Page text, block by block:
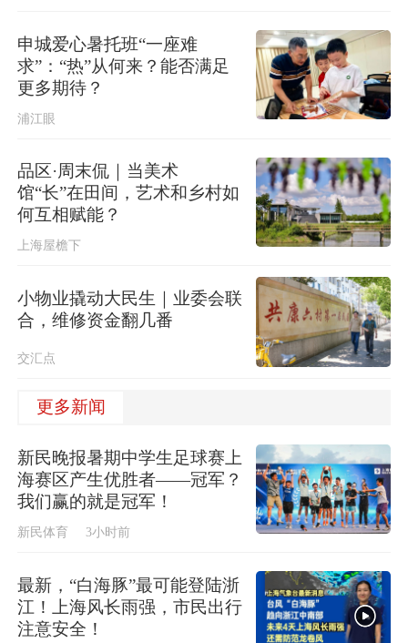
申城爱心暑托班“一座难
求”：“热”从何来？能否满足
更多期待？
浦江眼
品区·周末侃｜当美术
馆“长”在田间，艺术和乡村如
何互相赋能？
上海屋檐下
小物业撬动大民生｜业委会联
合，维修资金翻几番
交汇点
更多新闻
新民晚报暑期中学生足球赛上
海赛区产生优胜者——冠军？
我们赢的就是冠军！
新民体育 3小时前
最新，“白海豚”最可能登陆浙
江！上海风长雨强，市民出行
注意安全！